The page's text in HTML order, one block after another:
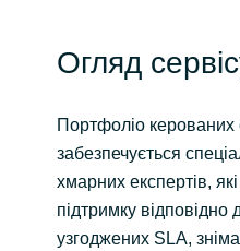
Огляд
Портфоліо керованих
забезпечується
хмарних експертів,
підтримку відповідно
узгоджених SLA,